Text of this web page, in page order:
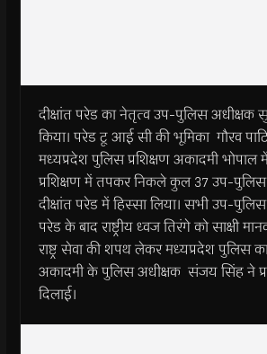
दीक्षांत परेड का नेतृत्व उप-पुलिस अधीक्षक
किया। परेड टू आई सी की भूमिका गौरव
मध्यप्रदेश पुलिस प्रशिक्षण अकादमी भोपाल
प्रशिक्षण में तपकर निकले कुल 37 उप-पुलिस
दीक्षांत परेड में हिस्सा लिया। सभी उप-पुलिस
परेड के बाद राष्ट्रीय ध्वज तिरंगे को साक्षी
राष्ट्र सेवा की शपथ लेकर मध्यप्रदेश पुलिस
अकादमी के पुलिस अधीक्षक संजय सिंह ने
दिलाई।